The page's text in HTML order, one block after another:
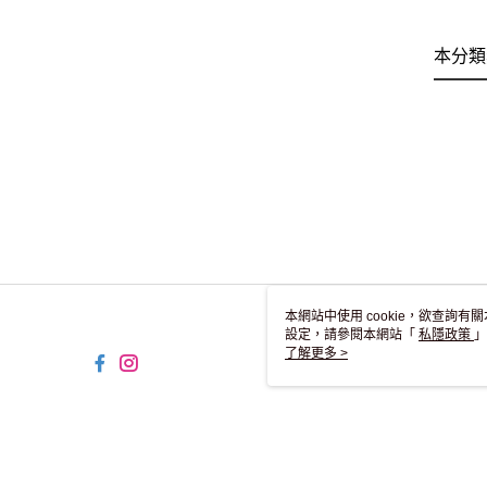
本分
本網站中使用 cookie，欲查詢有
設定，請參閱本網站「 私隱政策
用 cookie。
了解更多 >